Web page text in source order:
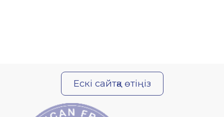
Ескі сайтқа өтіңіз